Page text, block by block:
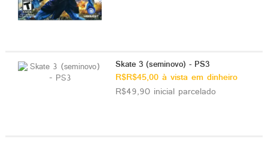
Skate 3 (seminovo) - PS3
R$R$45,00 à vista em dinheiro
R$49,90 inicial parcelado